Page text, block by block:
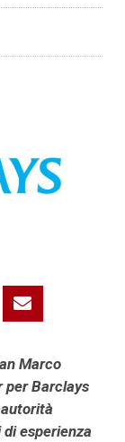
Marco
per Barclays
esperienza